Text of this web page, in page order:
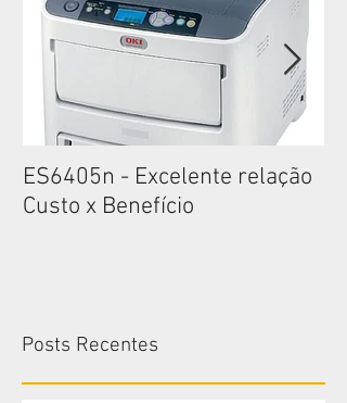
ES6405n - Excelente relação
Custo x Benefício
Posts Recentes